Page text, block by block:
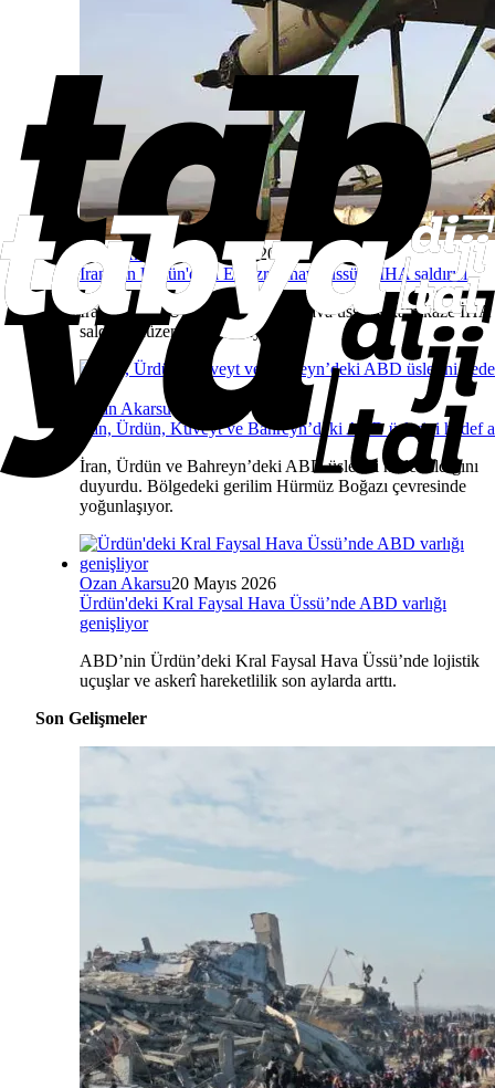
Ozan Akarsu 14 Temmuz 2026
İran'dan Ürdün'deki El-Ezrak hava üssüne İHA saldırısı
İran ordusu, Ürdün’deki Azrak hava üssüne kamikaze İHA
saldırısı düzenlediğini duyurdu.
Ozan Akarsu10 Haziran 2026
İran, Ürdün, Kuveyt ve Bahreyn’deki ABD üslerini hedef
İran, Ürdün ve Bahreyn’deki ABD üslerini hedef aldığını
duyurdu. Bölgedeki gerilim Hürmüz Boğazı çevresinde
yoğunlaşıyor.
Ozan Akarsu20 Mayıs 2026
Ürdün'deki Kral Faysal Hava Üssü’nde ABD varlığı
genişliyor
ABD’nin Ürdün’deki Kral Faysal Hava Üssü’nde lojistik
uçuşlar ve askerî hareketlilik son aylarda arttı.
Son Gelişmeler